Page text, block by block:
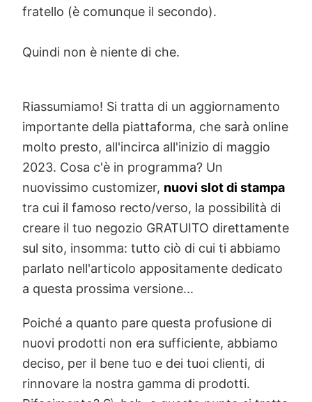
fratello (è comunque il secondo).
Quindi non è niente di che.
Riassumiamo! Si tratta di un aggiornamento
importante della piattaforma, che sarà online
molto presto, all'incirca all'inizio di maggio
2023. Cosa c'è in programma? Un
nuovissimo customizer, nuovi slot di stampa
tra cui il famoso recto/verso, la possibilità di
creare il tuo negozio GRATUITO direttamente
sul sito, insomma: tutto ciò di cui ti abbiamo
parlato nell'articolo appositamente dedicato
a questa prossima versione...
Poiché a quanto pare questa profusione di
nuovi prodotti non era sufficiente, abbiamo
deciso, per il bene tuo e dei tuoi clienti, di
rinnovare la nostra gamma di prodotti.